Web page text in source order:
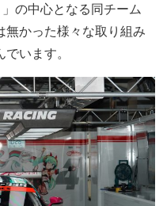
の中心となる同チーム
無かった様々な取り組み
います。